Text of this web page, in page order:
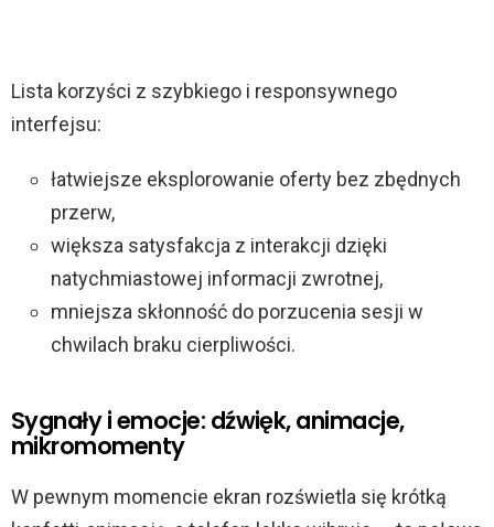
Lista korzyści z szybkiego i responsywnego
interfejsu:
łatwiejsze eksplorowanie oferty bez zbędnych
przerw,
większa satysfakcja z interakcji dzięki
natychmiastowej informacji zwrotnej,
mniejsza skłonność do porzucenia sesji w
chwilach braku cierpliwości.
Sygnały i emocje: dźwięk, animacje,
mikromomenty
W pewnym momencie ekran rozświetla się krótką